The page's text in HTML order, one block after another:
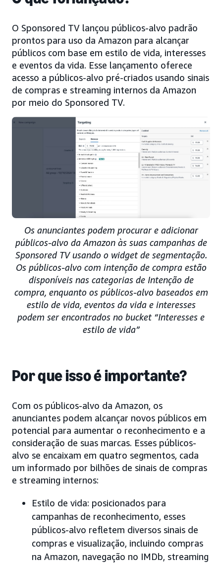
O Sponsored TV lançou públicos-alvo padrão
prontos para uso da Amazon para alcançar
públicos com base em estilo de vida, interesses
e eventos da vida. Esse lançamento oferece
acesso a públicos-alvo pré-criados usando sinais
de compras e streaming internos da Amazon
por meio do Sponsored TV.
Os anunciantes podem procurar e adicionar
públicos-alvo da Amazon às suas campanhas de
Sponsored TV usando o widget de segmentação.
Os públicos-alvo com intenção de compra estão
disponíveis nas categorias de Intenção de
compra, enquanto os públicos-alvo baseados em
estilo de vida, eventos da vida e interesses
podem ser encontrados no bucket “Interesses e
estilo de vida”
Por que isso é importante?
Com os públicos-alvo da Amazon, os
anunciantes podem alcançar novos públicos em
potencial para aumentar o reconhecimento e a
consideração de suas marcas. Esses públicos-
alvo se encaixam em quatro segmentos, cada
um informado por bilhões de sinais de compras
e streaming internos:
Estilo de vida: posicionados para
campanhas de reconhecimento, esses
públicos-alvo refletem diversos sinais de
compras e visualização, incluindo compras
na Amazon, navegação no IMDb, streaming